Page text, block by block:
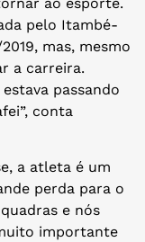
pelo Itambé-
mas, mesmo
a carreira.
passando
conta
a atleta é um
perda para o
e nós
importante